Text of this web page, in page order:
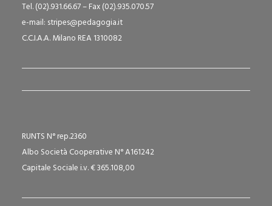
Tel. (02).931.66.67 – Fax (02).935.070.57
e-mail: stripes@pedagogia.it
C.C.I.A.A. Milano REA 1310082
RUNTS N° rep.2360
Albo Società Cooperative N° A161242
Capitale Sociale i.v. € 365.108,00